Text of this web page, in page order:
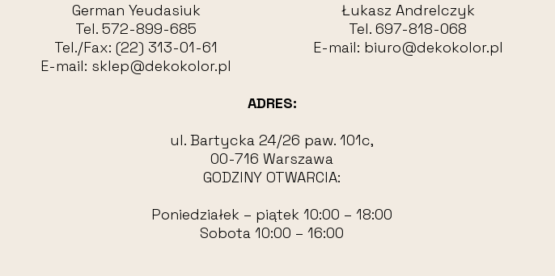
German Yeudasiuk
Tel. 572-899-685
Tel./Fax: (22) 313-01-61
E-mail: sklep@dekokolor.pl
Łukasz Andrelczyk
Tel. 697-818-068
E-mail: biuro@dekokolor.pl
ADRES:
ul. Bartycka 24/26 paw. 101c,
00-716 Warszawa
GODZINY OTWARCIA:
Poniedziałek – piątek 10:00 – 18:00
Sobota 10:00 – 16:00